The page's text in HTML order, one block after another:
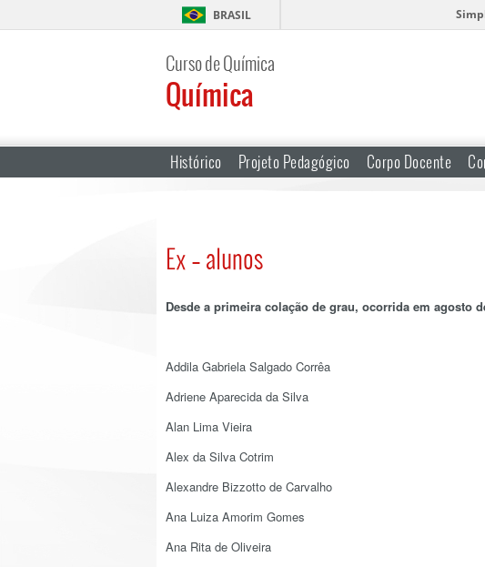
BRASIL
Curso de Química
Química
Histórico Projeto Pedagógico Corpo Docente
Ex – alunos
Desde a primeira colação de grau, ocorrida em agosto
Addila Gabriela Salgado Corrêa
Adriene Aparecida da Silva
Alan Lima Vieira
Alex da Silva Cotrim
Alexandre Bizzotto de Carvalho
Ana Luiza Amorim Gomes
Ana Rita de Oliveira